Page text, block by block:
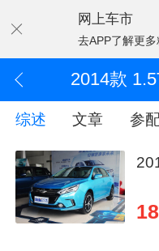
网上车市
去APP了解更
综述 文章 参